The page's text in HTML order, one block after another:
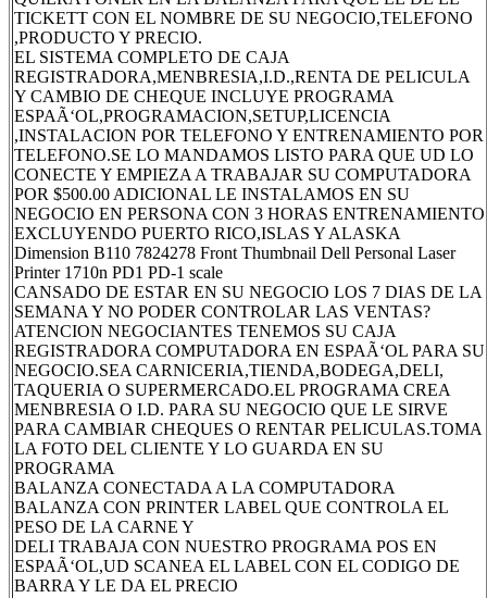
TICKETT CON EL NOMBRE DE SU NEGOCIO,TELEFONO
,PRODUCTO Y PRECIO.
EL SISTEMA COMPLETO DE CAJA
REGISTRADORA,MENBRESIA,I.D.,RENTA DE PELICULA
Y CAMBIO DE CHEQUE INCLUYE PROGRAMA
ESPAÃ‘OL,PROGRAMACION,SETUP,LICENCIA
,INSTALACION POR TELEFONO Y ENTRENAMIENTO POR
TELEFONO.SE LO MANDAMOS LISTO PARA QUE UD LO
CONECTE Y EMPIEZA A TRABAJAR SU COMPUTADORA
POR $500.00 ADICIONAL LE INSTALAMOS EN SU
NEGOCIO EN PERSONA CON 3 HORAS ENTRENAMIENTO
EXCLUYENDO PUERTO RICO,ISLAS Y ALASKA
Dimension B110 7824278 Front Thumbnail Dell Personal Laser
Printer 1710n PD1 PD-1 scale
CANSADO DE ESTAR EN SU NEGOCIO LOS 7 DIAS DE LA
SEMANA Y NO PODER CONTROLAR LAS VENTAS?
ATENCION NEGOCIANTES TENEMOS SU CAJA
REGISTRADORA COMPUTADORA EN ESPAÃ‘OL PARA SU
NEGOCIO.SEA CARNICERIA,TIENDA,BODEGA,DELI,
TAQUERIA O SUPERMERCADO.EL PROGRAMA CREA
MENBRESIA O I.D. PARA SU NEGOCIO QUE LE SIRVE
PARA CAMBIAR CHEQUES O RENTAR PELICULAS.TOMA
LA FOTO DEL CLIENTE Y LO GUARDA EN SU
PROGRAMA
BALANZA CONECTADA A LA COMPUTADORA
BALANZA CON PRINTER LABEL QUE CONTROLA EL
PESO DE LA CARNE Y
DELI TRABAJA CON NUESTRO PROGRAMA POS EN
ESPAÃ‘OL,UD SCANEA EL LABEL CON EL CODIGO DE
BARRA Y LE DA EL PRECIO